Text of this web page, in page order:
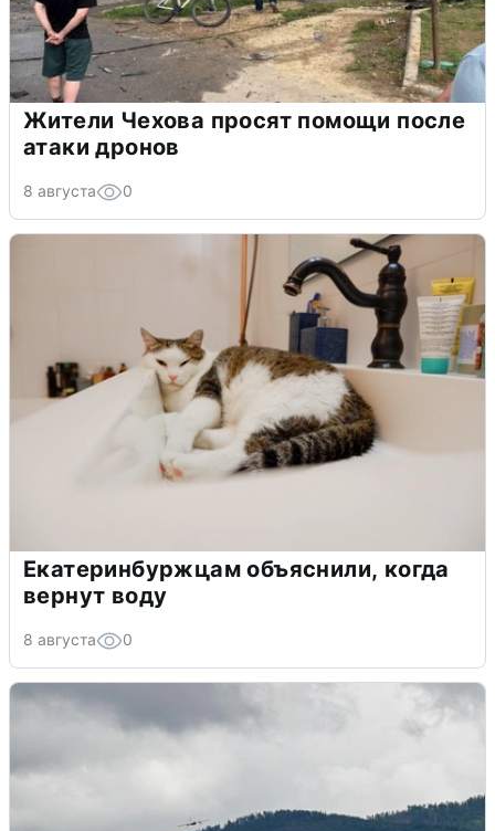
Жители Чехова просят помощи после
атаки дронов
8 августа 0
Екатеринбуржцам объяснили, когда
вернут воду
8 августа 0